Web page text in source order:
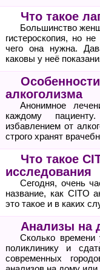
Что такое
Большинство
гистероскопия, но
чего она нужна.
каковы у неё
алкоголизма
Анонимное
каждому
избавлением от
строго хранят
Что такое
исследования
Сегодня, очень
название, как CITO
это такое и в каких
Анализы на
Сколько
поликлинику и
современных